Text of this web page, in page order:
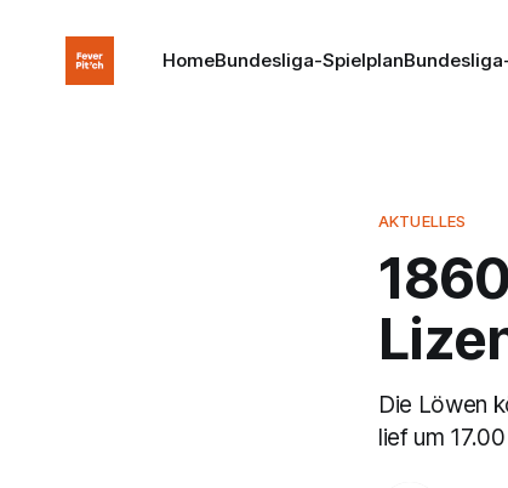
HomeBundesliga-Spielplan
AKTUELLES
Die Löwen
lief um